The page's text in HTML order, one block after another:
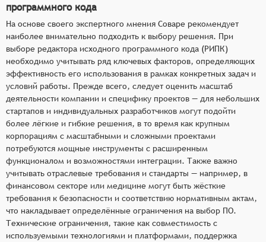
программного кода
На основе своего экспертного мнения Соваре рекомендует
наиболее внимательно подходить к выбору решения. При
выборе редактора исходного программного кода (РИПК)
необходимо учитывать ряд ключевых факторов, определяющих
эффективность его использования в рамках конкретных задач и
условий работы. Прежде всего, следует оценить масштаб
деятельности компании и специфику проектов — для небольших
стартапов и индивидуальных разработчиков могут подойти
более лёгкие и гибкие решения, в то время как крупным
корпорациям с масштабными и сложными проектами
потребуются мощные инструменты с расширенным
функционалом и возможностями интеграции. Также важно
учитывать отраслевые требования и стандарты — например, в
финансовом секторе или медицине могут быть жёсткие
требования к безопасности и соответствию нормативным актам,
что накладывает определённые ограничения на выбор ПО.
Технические ограничения, такие как совместимость с
используемыми технологиями и платформами, поддержка